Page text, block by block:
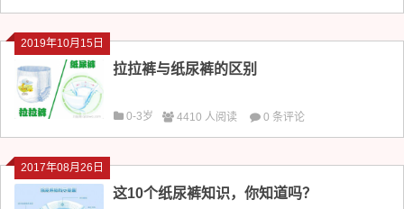
2019年10月15日
拉拉裤与纸尿裤的区别
0-3岁 4410 人阅读 0 条评论
2017年08月26日
这10个纸尿裤知识，你知道吗？